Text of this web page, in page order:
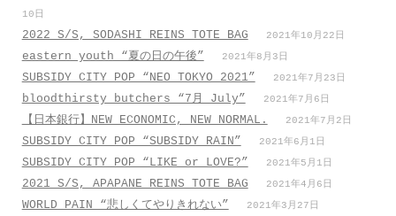
10日
2022 S/S, SODASHI REINS TOTE BAG 2021年10月22日
eastern youth “夏の日の午後” 2021年8月3日
SUBSIDY CITY POP “NEO TOKYO 2021” 2021年7月23日
bloodthirsty butchers “7月_July” 2021年7月6日
【日本銀行】NEW ECONOMIC, NEW NORMAL. 2021年7月2日
SUBSIDY CITY POP “SUBSIDY RAIN” 2021年6月1日
SUBSIDY CITY POP “LIKE or LOVE?” 2021年5月1日
2021 S/S, APAPANE REINS TOTE BAG 2021年4月6日
WORLD PAIN “悲しくてやりきれない” 2021年3月27日